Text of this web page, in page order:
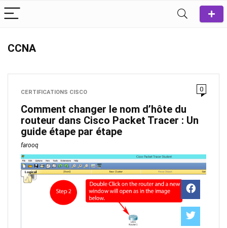
CCNA
CERTIFICATIONS CISCO 0
Comment changer le nom d’hôte du
routeur dans Cisco Packet Tracer : Un
guide étape par étape
farooq